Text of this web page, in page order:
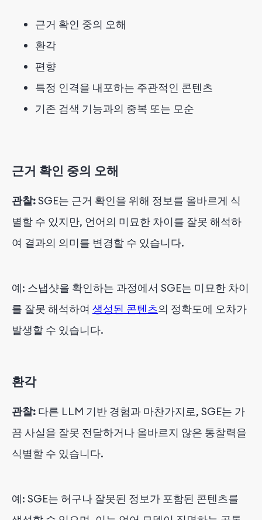
근거 확인 중의 오해
환각
편향
특정 인격을 내포하는 주관적인 콘텐츠
기존 검색 기능과의 중복 또는 모순
근거 확인 중의 오해
관찰:SGE는 근거 확인을 위해 정보를 올바르게 식
별할 수 있지만, 언어의 미묘한 차이를 잘못 해석하
여 결과의 의미를 변경할 수 있습니다.
예: 스냅샷을 확인하는 과정에서 SGE는 미묘한 차이
를 잘못 해석하여 생성된 콘텐츠의 정확도에 오차가
발생할 수 있습니다.
환각
관찰: 다른 LLM 기반 경험과 마찬가지로, SGE는 가
끔 사실을 잘못 전달하거나 올바르지 않은 통찰력을
식별할 수 있습니다.
예: SGE는 허구나 잘못된 정보가 포함된 콘텐츠를